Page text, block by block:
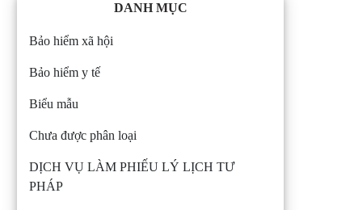
DANH MỤC
Bảo hiểm xã hội
Bảo hiểm y tế
Biểu mẫu
Chưa được phân loại
DỊCH VỤ LÀM PHIẾU LÝ LỊCH TƯ
PHÁP